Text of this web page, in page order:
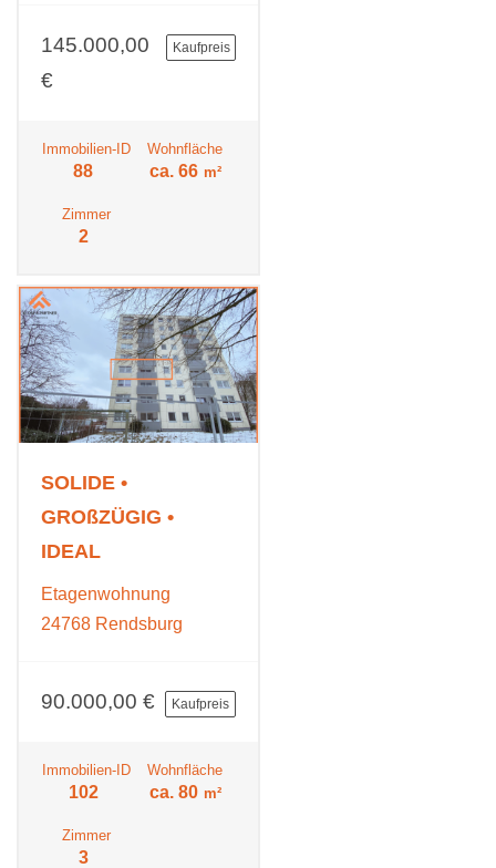
145.000,00
€
Kaufpreis
Immobilien-ID
88
Wohnfläche
ca. 66 m²
Zimmer
2
SOLIDE •
GROßZÜGIG •
IDEAL
Etagenwohnung
24768 Rendsburg
90.000,00 € Kaufpreis
Immobilien-ID
102
Wohnfläche
ca. 80 m²
Zimmer
3